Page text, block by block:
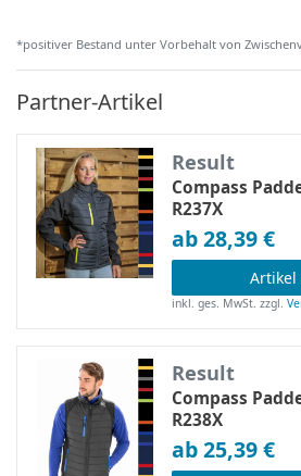
*positiver Bestand unter Vorbehalt von
Partner-Artikel
Result
Compass
R237X
ab 28,39 €
Artikel
inkl. ges. MwSt. zzgl.
Result
Compass
R238X
ab 25,39 €